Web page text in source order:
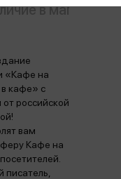
в магазинах
«Кафе на
кафе» с
российской
вам
Кафе на